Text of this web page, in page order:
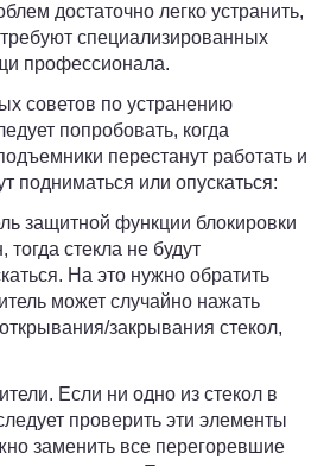
достаточно легко устранить,
специализированных
профессионала.
советов по устранению
попробовать, когда
перестанут работать и
подниматься или опускаться:
защитной функции блокировки
стекла не будут
На это нужно обратить
может случайно нажать
закрывания стекол,
Если ни одно из стекол в
проверить эти элементы
заменить все перегоревшие